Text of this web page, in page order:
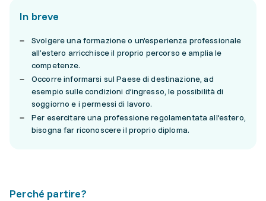
In breve
Svolgere una formazione o un’esperienza professionale
all’estero arricchisce il proprio percorso e amplia le
competenze.
Occorre informarsi sul Paese di destinazione, ad
esempio sulle condizioni d’ingresso, le possibilità di
soggiorno e i permessi di lavoro.
Per esercitare una professione regolamentata all’estero,
bisogna far riconoscere il proprio diploma.
Perché partire?